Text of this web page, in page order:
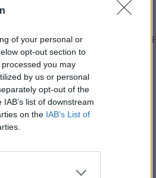
of your personal or
opt-out section to
you may
by us or personal
opt-out of the
list of downstream
on the IAB’s List of
helsebyråd Øystein Eriksen Søreide